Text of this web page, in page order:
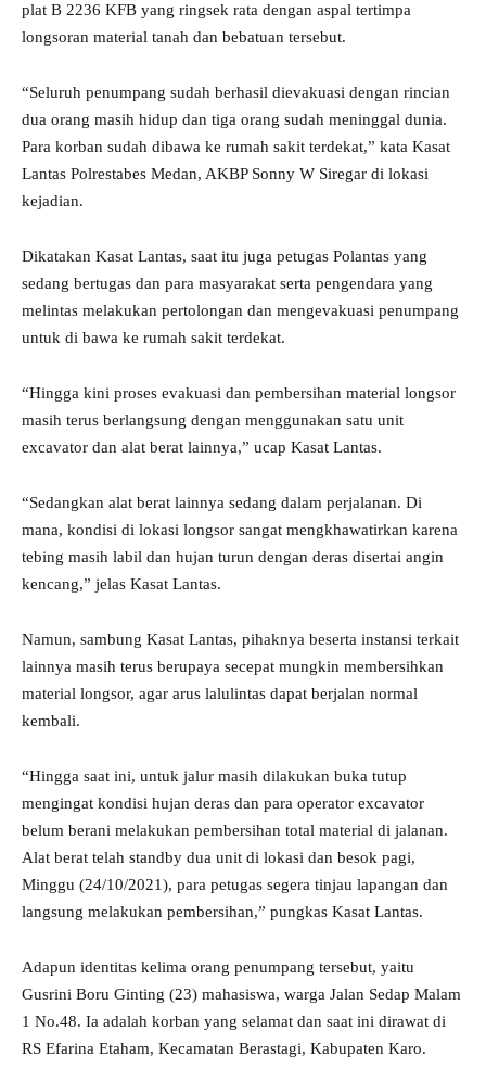
plat B 2236 KFB yang ringsek rata dengan aspal tertimpa
longsoran material tanah dan bebatuan tersebut.
“Seluruh penumpang sudah berhasil dievakuasi dengan rincian
dua orang masih hidup dan tiga orang sudah meninggal dunia.
Para korban sudah dibawa ke rumah sakit terdekat,” kata Kasat
Lantas Polrestabes Medan, AKBP Sonny W Siregar di lokasi
kejadian.
Dikatakan Kasat Lantas, saat itu juga petugas Polantas yang
sedang bertugas dan para masyarakat serta pengendara yang
melintas melakukan pertolongan dan mengevakuasi penumpang
untuk di bawa ke rumah sakit terdekat.
“Hingga kini proses evakuasi dan pembersihan material longsor
masih terus berlangsung dengan menggunakan satu unit
excavator dan alat berat lainnya,” ucap Kasat Lantas.
“Sedangkan alat berat lainnya sedang dalam perjalanan. Di
mana, kondisi di lokasi longsor sangat mengkhawatirkan karena
tebing masih labil dan hujan turun dengan deras disertai angin
kencang,” jelas Kasat Lantas.
Namun, sambung Kasat Lantas, pihaknya beserta instansi terkait
lainnya masih terus berupaya secepat mungkin membersihkan
material longsor, agar arus lalulintas dapat berjalan normal
kembali.
“Hingga saat ini, untuk jalur masih dilakukan buka tutup
mengingat kondisi hujan deras dan para operator excavator
belum berani melakukan pembersihan total material di jalanan.
Alat berat telah standby dua unit di lokasi dan besok pagi,
Minggu (24/10/2021), para petugas segera tinjau lapangan dan
langsung melakukan pembersihan,” pungkas Kasat Lantas.
Adapun identitas kelima orang penumpang tersebut, yaitu
Gusrini Boru Ginting (23) mahasiswa, warga Jalan Sedap Malam
1 No.48. Ia adalah korban yang selamat dan saat ini dirawat di
RS Efarina Etaham, Kecamatan Berastagi, Kabupaten Karo.